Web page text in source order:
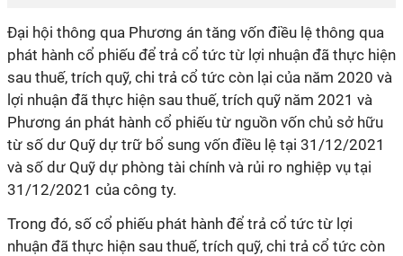
Đại hội thông qua Phương án tăng vốn điều lệ thông qua
phát hành cổ phiếu để trả cổ tức từ lợi nhuận đã thực hiện
sau thuế, trích quỹ, chi trả cổ tức còn lại của năm 2020 và
lợi nhuận đã thực hiện sau thuế, trích quỹ năm 2021 và
Phương án phát hành cổ phiếu từ nguồn vốn chủ sở hữu
từ số dư Quỹ dự trữ bổ sung vốn điều lệ tại 31/12/2021
và số dư Quỹ dự phòng tài chính và rủi ro nghiệp vụ tại
31/12/2021 của công ty.
Trong đó, số cổ phiếu phát hành để trả cổ tức từ lợi
nhuận đã thực hiện sau thuế, trích quỹ, chi trả cổ tức còn